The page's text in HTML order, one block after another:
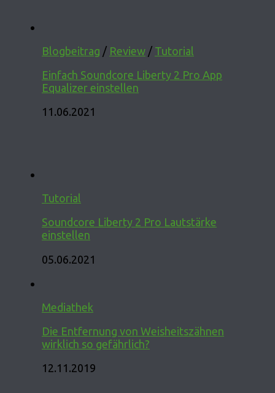
Blogbeitrag / Review / Tutorial
Einfach Soundcore Liberty 2 Pro App
Equalizer einstellen
11.06.2021
Tutorial
Soundcore Liberty 2 Pro Lautstärke
einstellen
05.06.2021
Mediathek
Die Entfernung von Weisheitszähnen
wirklich so gefährlich?
12.11.2019